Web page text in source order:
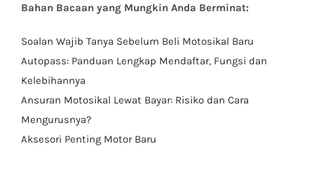
Bahan Bacaan yang Mungkin Anda Berminat:
Soalan Wajib Tanya Sebelum Beli Motosikal Baru
Autopass: Panduan Lengkap Mendaftar, Fungsi dan
Kelebihannya
Ansuran Motosikal Lewat Bayar: Risiko dan Cara
Mengurusnya?
Aksesori Penting Motor Baru